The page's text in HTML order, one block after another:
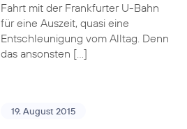
Fahrt mit der Frankfurter U-Bahn
für eine Auszeit, quasi eine
Entschleunigung vom Alltag. Denn
das ansonsten […]
19. August 2015